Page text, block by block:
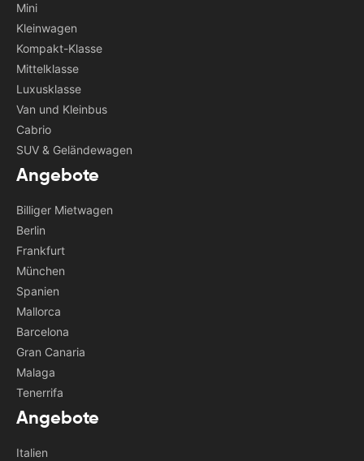
Mini
Kleinwagen
Kompakt-Klasse
Mittelklasse
Luxusklasse
Van und Kleinbus
Cabrio
SUV & Geländewagen
Angebote
Billiger Mietwagen
Berlin
Frankfurt
München
Spanien
Mallorca
Barcelona
Gran Canaria
Malaga
Tenerrifa
Angebote
Italien